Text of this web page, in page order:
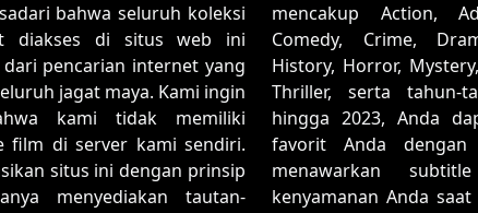
bahwa seluruh koleksi
diakses di situs web ini
pencarian internet yang
jagat maya. Kami ingin
kami tidak memiliki
film di server kami sendiri.
situs ini dengan prinsip
menyediakan tautan-
mencakup Action,
Comedy, Crime,
History, Horror,
Thriller, serta tahun-
hingga 2023, Anda
favorit Anda
menawarkan
kenyamanan Anda